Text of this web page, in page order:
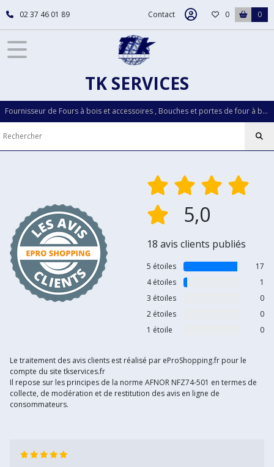
02 37 46 01 89 Contact 0 0
TK SERVICES
Fournisseur de Fours à bois et accessoires , Bouches et portes de four à bois...Pièces détachées LOISELET depuis plus de 30 ans
5,0
18 avis clients publiés
5 étoiles
17
4 étoiles
1
3 étoiles
0
2 étoiles
0
1 étoile
0
Le traitement des avis clients est réalisé par eProShopping.fr pour le
compte du site tkservices.fr
Il repose sur les principes de la norme AFNOR NFZ74-501 en termes de
collecte, de modération et de restitution des avis en ligne de
consommateurs.